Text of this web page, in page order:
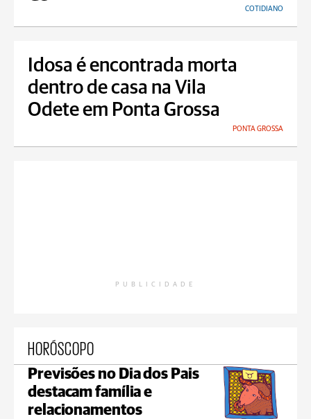
COTIDIANO
Idosa é encontrada morta
dentro de casa na Vila
Odete em Ponta Grossa
PONTA GROSSA
PUBLICIDADE
HORÓSCOPO
Previsões no Dia dos Pais
destacam família e
relacionamentos